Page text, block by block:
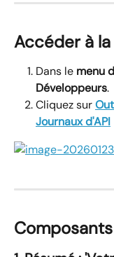
Accéder à
Dans le menu
Développeurs.
Cliquez sur
Journaux d'API
Composants